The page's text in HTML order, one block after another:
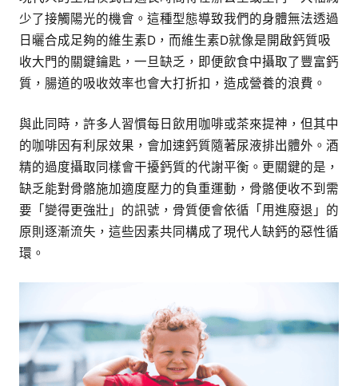
少了接觸陽光的機會。這種型態導致我們的身體無法透過
日曬合成足夠的維生素D，而維生素D就像是開啟鈣質吸
收大門的關鍵鑰匙，一旦缺乏，即便飲食中攝取了豐富鈣
質，腸道的吸收效率也會大打折扣，造成營養的浪費。
與此同時，許多人習慣每日飲用咖啡或茶來提神，但其中
的咖啡因有利尿效果，會加速鈣質隨著尿液排出體外。酒
精的過度攝取同樣會干擾鈣質的代謝平衡。更關鍵的是，
缺乏能對骨骼施加適度壓力的負重運動，骨骼便收不到需
要「變得更強壯」的訊號，骨質便會依循「用進廢退」的
原則逐漸流失，這些因素共同構成了現代人缺鈣的惡性循
環。